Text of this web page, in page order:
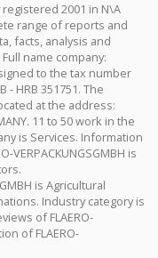
registered 2001 in N\A
range of reports and
facts, analysis and
name company:
to the tax number
- HRB 351751. The
at the address:
11 to 50 work in the
is Services. Information
is
is Agricultural
Industry category is
of FLAERO-
of FLAERO-